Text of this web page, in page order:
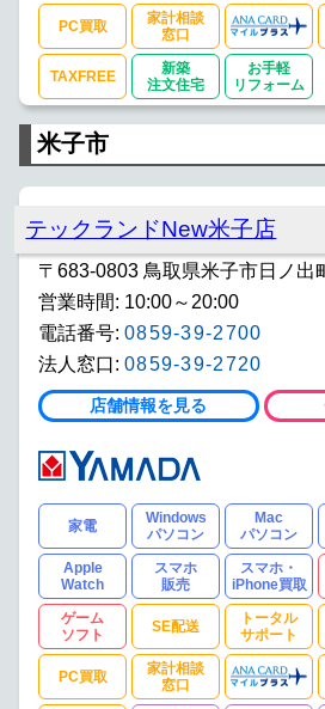
TAXFREE リユース冷蔵庫
リユーステレビ リユースPC
家具 電動ソファ
大塚家具 新築注文住宅
不動産賃貸・売買
(※) DSS: デジタルサポートステ
す。（詳しくはこちら）
PC買取
家計相談
窓口
TAXFREE
新築
注文住宅
お手軽
リフォーム
米子市
テックランドNew米子店
〒683-0803 鳥取県米子市日ノ出
営業時間: 10:00～20:00
電話番号: 0859-39-2700
法人窓口: 0859-39-2720
店舗情報を見る
家電
Windows
パソコン
Mac
パソコン
Apple
Watch
スマホ
販売
スマホ・
iPhone買取
ゲーム
ソフト
SE配送
トータル
サポート
PC買取
家計相談
窓口